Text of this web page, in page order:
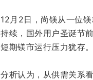
12月2日，尚镁从一位
持续，国外用户圣诞节
短期镁市运行压力犹存。
分析认为，从供需关系